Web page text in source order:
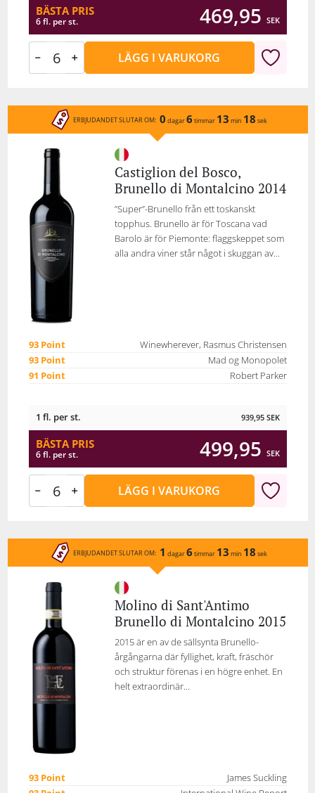
BÄSTA PRIS
6 fl. per st. 469,95 SEK
LÄGG I VARUKORG
ERBJUDANDET SLUTAR OM: 0 dagar6 timmar 13 min 18 sek
Castiglion del Bosco,
Brunello di Montalcino 2014
’’Super’’-Brunello från ett toskanskt
topphus. Brunello är för Toscana vad
Barolo är för Piemonte: flaggskeppet som
alla andra viner står något i skuggan av...
93 Point
Winewherever, Rasmus Christensen
93 Point
Mad og Monopolet
91 Point
Robert Parker
1 fl. per st. 939,95 SEK
BÄSTA PRIS
6 fl. per st. 499,95 SEK
LÄGG I VARUKORG
ERBJUDANDET SLUTAR OM: 1 dagar6 timmar 13 min 18 sek
Molino di Sant'Antimo
Brunello di Montalcino 2015
2015 är en av de sällsynta Brunello-
årgångarna där fyllighet, kraft, fräschör
och struktur förenas i en högre enhet. En
helt extraordinär...
93 Point
James Suckling